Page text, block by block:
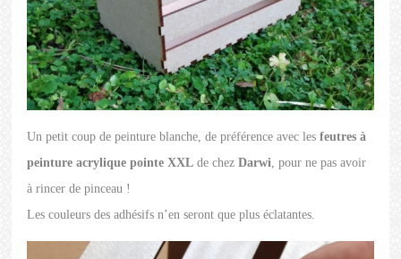
Un petit coup de peinture blanche, de préférence avec lesfeutres à
peinture acrylique pointe XXL de chezDarwi, pour ne pas avoir
à rincer de pinceau !
Les couleurs des adhésifs n’en seront que plus éclatantes.